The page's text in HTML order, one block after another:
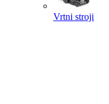
Vrtni stroji